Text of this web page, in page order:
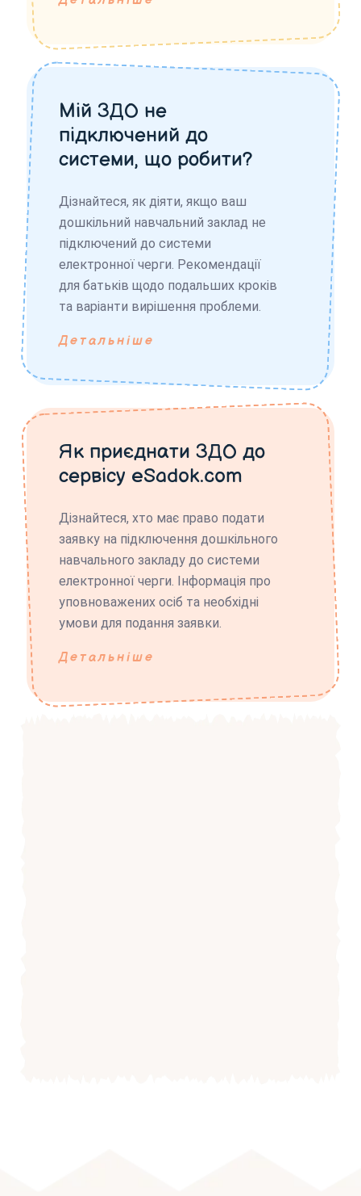
Мій ЗДО не
підключений до
системи, що робити?
Дізнайтеся, як діяти, якщо ваш
дошкільний навчальний заклад не
підключений до системи
електронної черги. Рекомендації
для батьків щодо подальших кроків
та варіанти вирішення проблеми.
Детальніше
Як приєднати ЗДО до
сервісу eSadok.com
Дізнайтеся, хто має право подати
заявку на підключення дошкільного
навчального закладу до системи
електронної черги. Інформація про
уповноважених осіб та необхідні
умови для подання заявки.
Детальніше